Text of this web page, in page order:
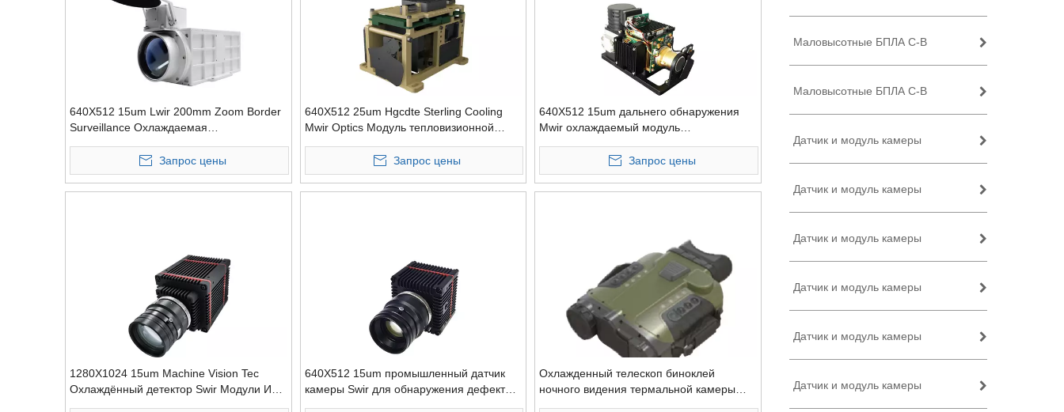
640X512 15um Lwir 200mm Zoom Border
Surveillance Охлаждаемая
тепловизорная камера
Запрос цены
640X512 25um Hgcdte Sterling Cooling
Mwir Optics Модуль тепловизионной
камеры
Запрос цены
640X512 15um дальнего обнаружения
Mwir охлаждаемый модуль
инфракрасного датчика тепловидения
Запрос цены
1280X1024 15um Machine Vision Tec
Охлаждённый детектор Swir Модули ИК-
640X512 15um промышленный датчик
камеры Swir для обнаружения дефектов
Охлажденный телескоп биноклей
ночного видения термальной камеры
Маловысотные БПЛА C-B
Маловысотные БПЛА C-B
Датчик и модуль камеры
Датчик и модуль камеры
Датчик и модуль камеры
Датчик и модуль камеры
Датчик и модуль камеры
Датчик и модуль камеры